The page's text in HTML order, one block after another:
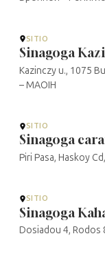
SITIO
Sinagoga
Kazinczy u., 1075
– MAOIH
SITIO
Sinagoga
Piri Pasa, Haskoy
SITIO
Sinagoga
Dosiadou 4, Rodos